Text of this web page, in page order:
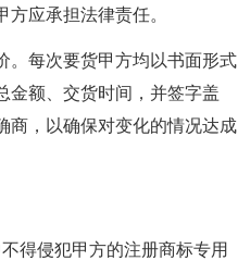
应承担法律责任。
。每次要货甲方均以书面形式
金额、交货时间，并签字盖
商，以确保对变化的情况达成
得侵犯甲方的注册商标专用